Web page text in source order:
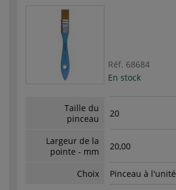
Réf. 68684
En stock
Taille du
pinceau
20
Largeur de la
pointe - mm
20,00
Choix Pinceau à l'unité